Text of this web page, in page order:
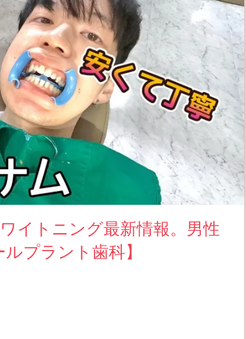
イトニング最新情報。男性
プラント歯科】